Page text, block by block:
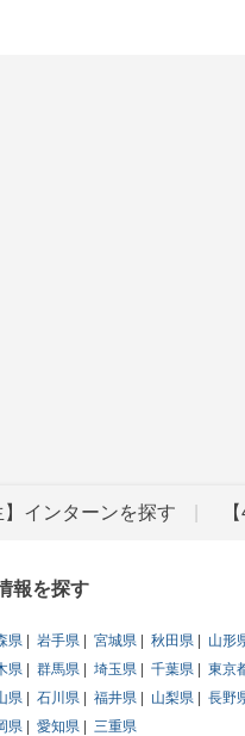
】インターンを探す
報を探す
県 岩手県 宮城県 秋田県 山形
県 群馬県 埼玉県 千葉県 東京
県 石川県 福井県 山梨県
長野
県 愛知県 三重県